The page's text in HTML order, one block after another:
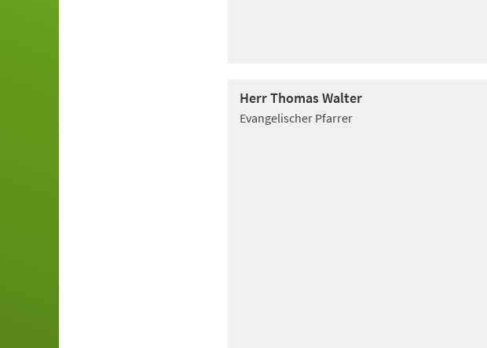
Herr Thomas Walter
Evangelischer Pfarrer